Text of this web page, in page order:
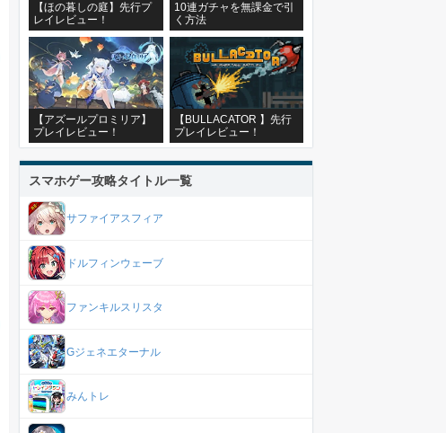
【ほの暮しの庭】先行プ
レイレビュー！
10連ガチャを無課金で引
く方法
【アズールプロミリア】
プレイレビュー！
【BULLACATOR 】先行
プレイレビュー！
スマホゲー攻略タイトル一覧
サファイアスフィア
ドルフィンウェーブ
ファンキルスリスタ
Gジェネエターナル
みんトレ